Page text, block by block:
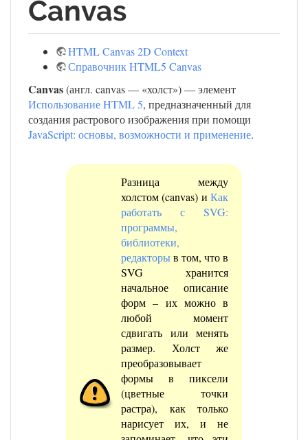
Canvas
HTML Canvas 2D Context
Справочник HTML5 Canvas
Canvas(англ. canvas — «холст») — элемент
Использование HTML 5, предназначенный для
создания растрового изображения при помощи
JavaScript: основы, возможности и применение.
Разница между
холстом (canvas) иКак
работать с SVG:
программы,
библиотеки,
редакторыв том, что в
SVG хранится
начальное описание
форм – их можно в
любой момент
сдвигать или менять
размер. Холст же
преобразовывает
формы в пиксели
(цветные точки
растра), как только
нарисует их, и не